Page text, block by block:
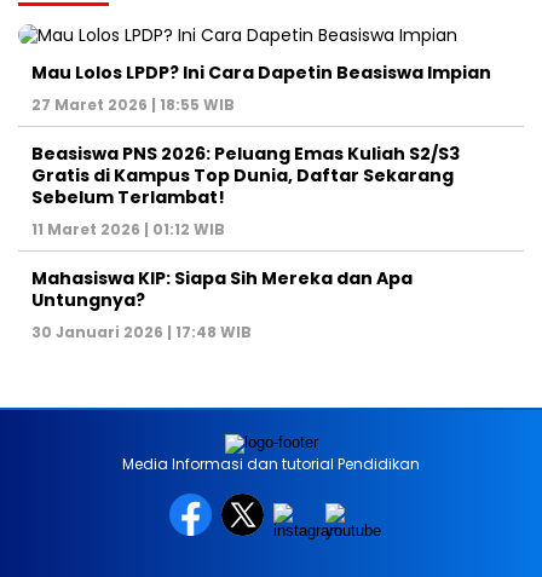
Mau Lolos LPDP? Ini Cara Dapetin Beasiswa Impian
27 Maret 2026 | 18:55 WIB
Beasiswa PNS 2026: Peluang Emas Kuliah S2/S3
Gratis di Kampus Top Dunia, Daftar Sekarang
Sebelum Terlambat!
11 Maret 2026 | 01:12 WIB
Mahasiswa KIP: Siapa Sih Mereka dan Apa
Untungnya?
30 Januari 2026 | 17:48 WIB
Media Informasi dan tutorial Pendidikan